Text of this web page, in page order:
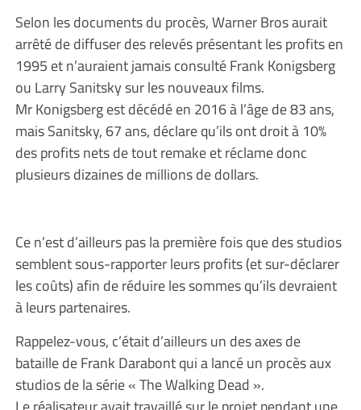
Selon les documents du procès, Warner Bros aurait
arrêté de diffuser des relevés présentant les profits en
1995 et n’auraient jamais consulté Frank Konigsberg
ou Larry Sanitsky sur les nouveaux films.
Mr Konigsberg est décédé en 2016 à l’âge de 83 ans,
mais Sanitsky, 67 ans, déclare qu’ils ont droit à 10%
des profits nets de tout remake et réclame donc
plusieurs dizaines de millions de dollars.
Ce n’est d’ailleurs pas la première fois que des studios
semblent sous-rapporter leurs profits (et sur-déclarer
les coûts) afin de réduire les sommes qu’ils devraient
à leurs partenaires.
Rappelez-vous, c’était d’ailleurs un des axes de
bataille de Frank Darabont qui a lancé un procès aux
studios de la série « The Walking Dead ».